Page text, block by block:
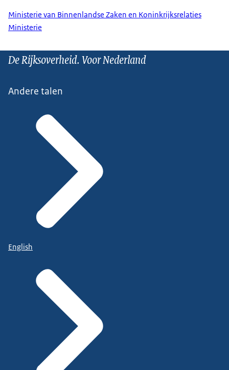
Ministerie van Binnenlandse Zaken en Koninkrijksrelaties
Ministerie
De Rijksoverheid. Voor Nederland
Andere talen
English